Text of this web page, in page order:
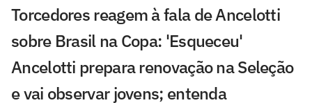
Torcedores reagem à fala de Ancelotti
sobre Brasil na Copa: 'Esqueceu'
Ancelotti prepara renovação na Seleção
e vai observar jovens; entenda